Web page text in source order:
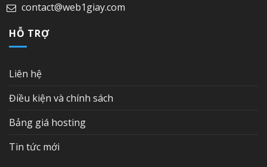
contact@web1giay.com
HỖ TRỢ
Liên hệ
Điều kiện và chính sách
Bảng giá hosting
Tin tức mới